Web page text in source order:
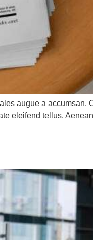
augue a accumsan.
eleifend tellus.